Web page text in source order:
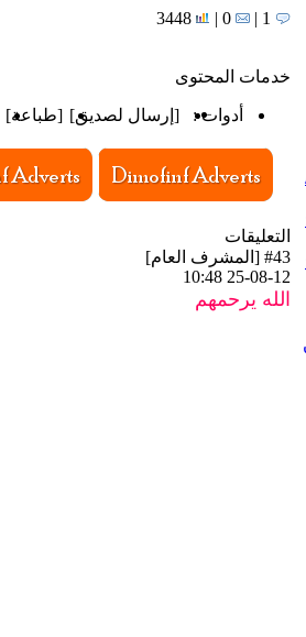
خدمات المحتوى
أدوات : [ إرسال لصديق]
[طباعة]
التعليقات
#43
[ المشرف العام]
25-08-12 10:48
الله يرحمهم